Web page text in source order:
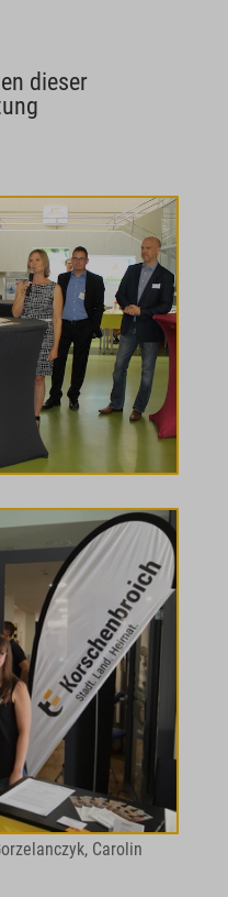
dieser
Carolin